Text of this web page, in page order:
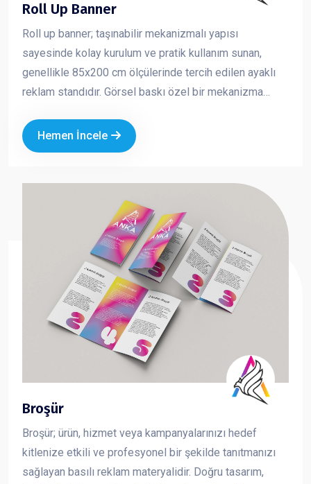
Roll Up Banner
Roll up banner; taşınabilir mekanizmalı yapısı
sayesinde kolay kurulum ve pratik kullanım sunan,
genellikle 85x200 cm ölçülerinde tercih edilen ayaklı
reklam standıdır. Görsel baskı özel bir mekanizma
çekilerek sabitlenir. Toplanmak istendiğinde ise tekrar
mekanizma içine rulo şeklinde sarılır. Hafif yapısı ve
kurumsal tanıtımlarda en çok tercih edilen reklam
Hemen İncele
Broşür
Broşür; ürün, hizmet veya kampanyalarınızı hedef
kitlenize etkili ve profesyonel bir şekilde tanıtmanızı
sağlayan basılı reklam materyalidir. Doğru tasarım,